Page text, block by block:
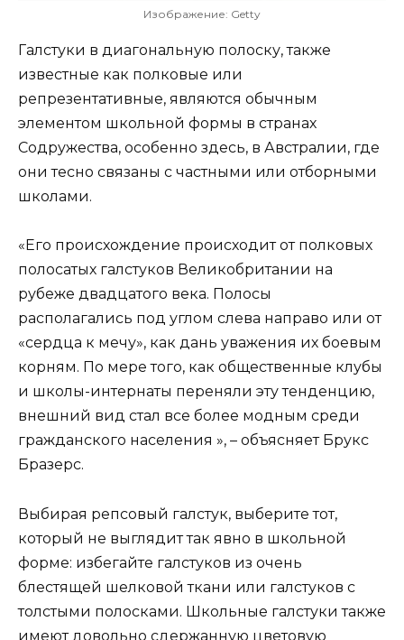
Изображение: Getty
Галстуки в диагональную полоску, также
известные как полковые или
репрезентативные, являются обычным
элементом школьной формы в странах
Содружества, особенно здесь, в Австралии, где
они тесно связаны с частными или отборными
школами.
«Его происхождение происходит от полковых
полосатых галстуков Великобритании на
рубеже двадцатого века. Полосы
располагались под углом слева направо или от
«сердца к мечу», как дань уважения их боевым
корням. По мере того, как общественные клубы
и школы-интернаты переняли эту тенденцию,
внешний вид стал все более модным среди
гражданского населения », – объясняет Брукс
Бразерс.
Выбирая репсовый галстук, выберите тот,
который не выглядит так явно в школьной
форме: избегайте галстуков из очень
блестящей шелковой ткани или галстуков с
толстыми полосками. Школьные галстуки также
имеют довольно сдержанную цветовую